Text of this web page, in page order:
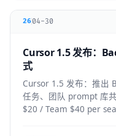
2604-30
Cursor 1.5 发布：
式
Cursor 1.5 发布：推出
任务、团队 prompt 库
$20 / Team $40 per